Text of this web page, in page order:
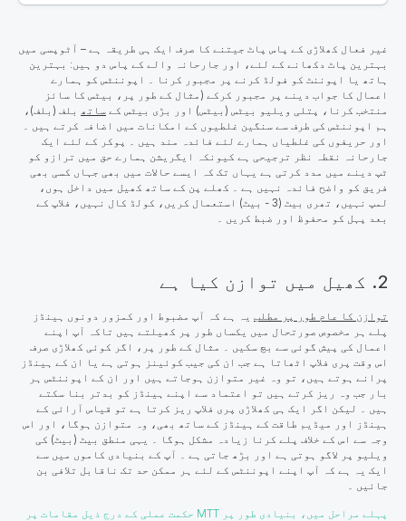
غیر فعال کھلاڑی کے پاس پاٹ جیتنے کا صرف ایک ہی طریقہ
ہے – آٹوپسی میں
بہترین پاٹ دکھانے کے لئے، اور جارحانہ والے کے پاس دو ہیں: بہترین
ہاتھ یا اپوننٹ کو فولڈ کرنے پر مجبور کرنا ۔ اپوننٹس کو ہمارے
اعمال کا جواب دینے پر مجبور کرکے (مثال کے طور پر، بیٹس کا سائز
منتخب کرنا، پتلی ویلیو بیٹس (بیٹس) اور بڑی بیٹس کے ساتھ بلف (بلف)،
ہم اپوننٹس کی طرف سے سنگین غلطیوں کے امکانات میں اضافہ کرتے ہیں ۔
اور حریفوں کی غلطیاں ہمارے لئے فائدہ مند ہیں ۔ پوکر کے لئے ایک
جارحانہ نقطہ نظر ترجیحی ہے کیونکہ ایگریشن ہمارے حق میں ترازو کو
ٹپ دینے میں مدد کرتی ہے یہاں تک کہ ایسے حالات میں بھی جہاں کسی بھی
فریق کو واضح فائدہ نہیں ہے ۔ کھلے پن کے ساتھ کھیل میں داخل ہوں،
لمپ نہیں، تھری بیٹ (3 - بیٹ) استعمال کریں، کولڈ کال نہیں، فلاپ کے
بعد پہل کو محفوظ اور ضبط کریں ۔
2. کھیل میں توازن کیا ہے
توازن کا عام طور پر مطلب یہ ہے کہ آپ مضبوط اور کمزور دونوں ہینڈز
پلے ہر مخصوص صورتحال میں یکساں طور پر کھیلتے ہیں تاکہ آپ اپنے
اعمال کی پیش گوئی سے بچ سکیں ۔ مثال کے طور پر، اگر کوئی کھلاڑی صرف
اس وقت پری فلاپ اٹھاتا ہے جب ان کی جیب کوئینز ہوتی ہے یا ان کے ہینڈز
پرانے ہوتے ہیں، تو وہ غیر متوازن ہوجاتے ہیں اور ان کے اپوننٹس ہر
بار جب وہ ریز کرتے ہیں تو اعتماد سے اپنے ہینڈز کو بدتر بنا سکتے
ہیں ۔ لیکن اگر ایک ہی کھلاڑی پری فلاپ ریز کرتا ہے تو قیاس آرائی کے
ہینڈز اور میڈیم طاقت کے ہینڈز کے ساتھ بھی، وہ متوازن ہوگا، اور اس
وجہ سے اس کے خلاف پلے کرنا زیادہ مشکل ہوگا ۔ یہی منطق بیٹ (بیٹ) کی
ویلیو پر لاگو ہوتی ہے اور بڑھ جاتی ہے ۔ آپ کے بنیادی کاموں میں سے
ایک یہ ہے کہ آپ اپنے اپوننٹس کے لئے ہر ممکن حد تک ناقابل تلافی
بن
جائیں ۔
پہلے مراحل میں، بنیادی طور پر MTT حکمت عملی کے درج ذیل مقامات پر